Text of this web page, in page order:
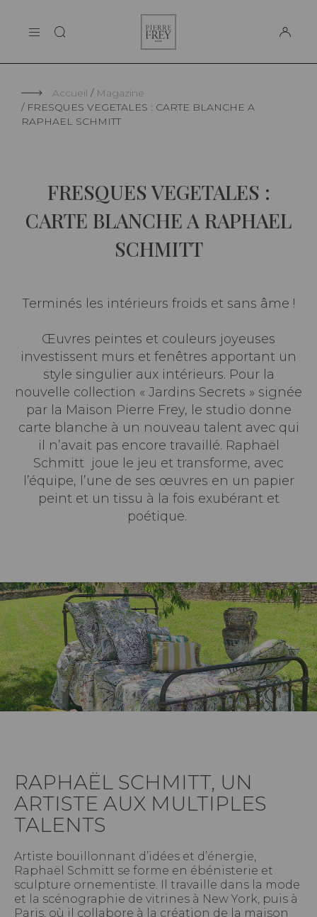
LA MAISON
Frey
Accueil
Magazine
FRESQUES VEGETALES : CARTE BLANCHE A
RAPHAEL SCHMITT
FRESQUES VEGETALES :
CARTE BLANCHE A RAPHAEL
SCHMITT
Terminés les intérieurs froids et sans âme !
Œuvres peintes et couleurs joyeuses
investissent murs et fenêtres apportant un
style singulier aux intérieurs. Pour la
nouvelle collection « Jardins Secrets » signée
par la Maison Pierre Frey, le studio donne
carte blanche à un nouveau talent avec qui
il n’avait pas encore travaillé. Raphaël
Schmitt joue le jeu et transforme, avec
l’équipe, l’une de ses œuvres en un papier
peint et un tissu à la fois exubérant et
poétique.
RAPHAËL SCHMITT, UN
ARTISTE AUX MULTIPLES
TALENTS
Artiste bouillonnant d’idées et d’énergie,
Raphaël Schmitt se forme en ébénisterie et
sculpture ornementiste. Il travaille dans la mode
et la scénographie de vitrines à New York, puis à
Paris, où il collabore à la création de la maison